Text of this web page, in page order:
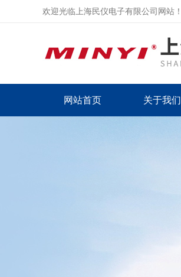
欢迎光临上海民仪电子有限公司网站！
网站首页 关于我们